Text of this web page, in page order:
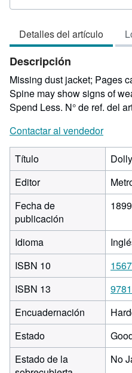
Detalles del artículo
Descripción
Missing dust jacket; Pages
Spine may show signs of
Spend Less. N° de ref. del
Contactar al vendedor
Título
Editor
Fecha de
publicación
1899
Idioma
ISBN 10
ISBN 13
Encuadernación
Estado
Estado de la
No